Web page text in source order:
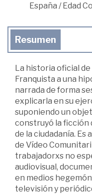
España /Edad
Resumen
La historia oficial
Franquista a una
narrada de forma
explicarla en su
suponiendo un
construyó la ficción
de la ciudadanía. Es
de Vídeo
trabajadorxs no
audiovisual,
en medios
televisión y